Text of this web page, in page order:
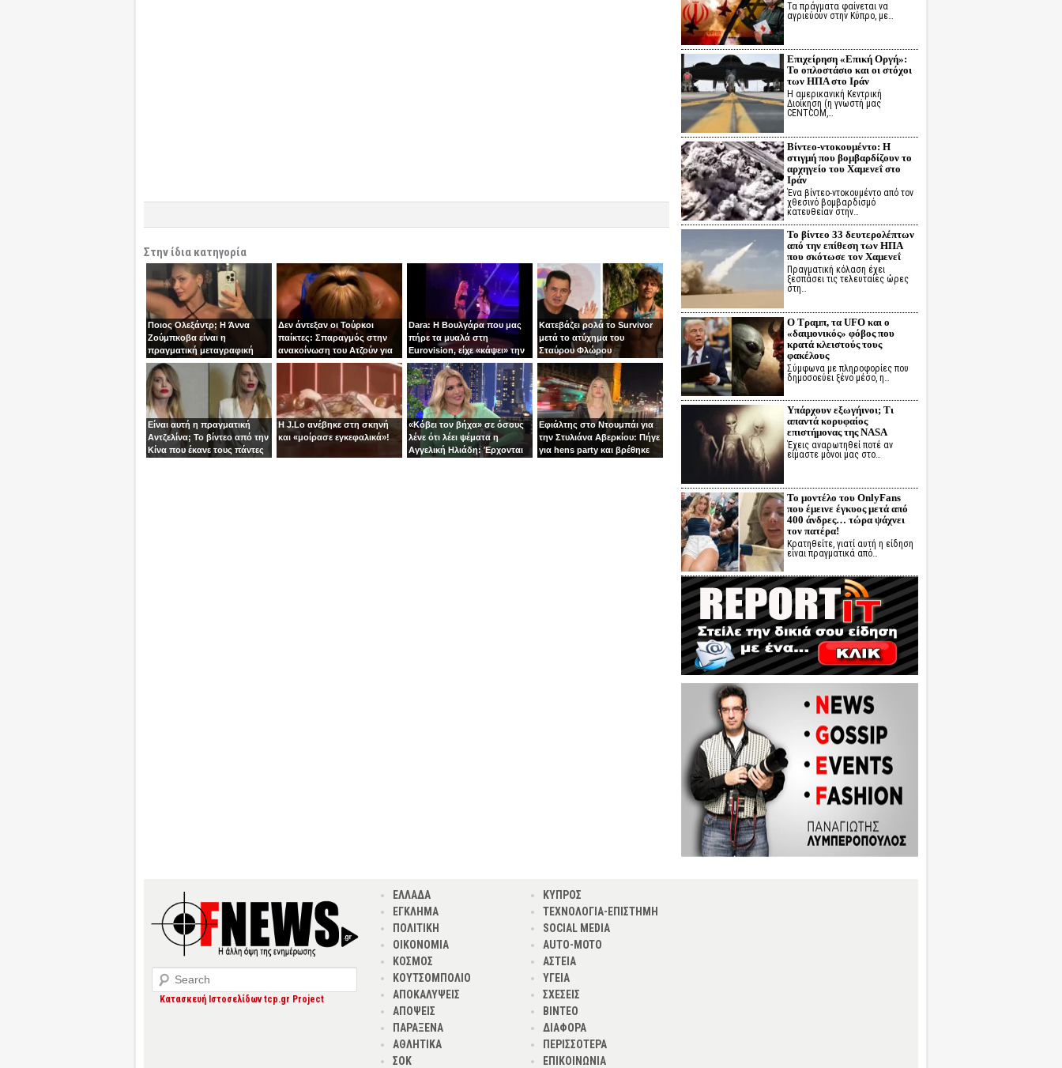
Στην ίδια κατηγορία
Ποιος Ολεξάντρ; Η Άννα
Ζούμπκοβα είναι η
πραγματική μεταγραφική
“βόμβα” της ΑΕΚ!
Δεν άντεξαν οι Τούρκοι
παίκτες: Σπαραγμός στην
ανακοίνωση του Ατζούν για
τoν Σταύρο
Dara: Η Βουλγάρα που μας
πήρε τα μυαλά στη
Eurovision, είχε «κάψει» την
πίστα με τη Φουρέιρα!
Κατεβάζει ρολά το Survivor
μετά το ατύχημα του
Σταύρου Φλώρου
Είναι αυτή η πραγματική
Αντζελίνα; Το βίντεο από την
Κίνα που έκανε τους πάντες
Η J.Lo ανέβηκε στη σκηνή
και «μοίρασε εγκεφαλικά»!
«Κόβει τον βήχα» σε όσους
λένε ότι λέει ψέματα η
Αγγελική Ηλιάδη: Έρχονται
Εφιάλτης στο Ντουμπάι για
την Στυλιάνα Αβερκίου: Πήγε
για hens party και βρέθηκε
Τα πράγματα φαίνεται να
αγριεύουν στην Κύπρο, με…
Επιχείρηση «Επική Οργή»:
Το οπλοστάσιο και οι στόχοι
των ΗΠΑ στο Ιράν
Η αμερικανική Κεντρική
Διοίκηση (η γνωστή μας
CENTCOM,…
Βίντεο-ντοκουμέντο: Η
στιγμή που βομβαρδίζουν το
αρχηγείο του Χαμενεΐ στο
Ιράν
Ένα βίντεο-ντοκουμέντο από τον
χθεσινό βομβαρδισμό
κατευθείαν στην…
Το βίντεο 33 δευτερολέπτων
από την επίθεση των ΗΠΑ
που σκότωσε τον Χαμενεΐ
Πραγματική κόλαση έχει
ξεσπάσει τις τελευταίες ώρες
στη…
Ο Τραμπ, τα UFO και ο
«δαιμονικός» φόβος που
κρατά κλειστούς τους
φακέλους
Σύμφωνα με πληροφορίες που
δημοσοεύει ξένο μέσο, η…
Υπάρχουν εξωγήινοι; Τι
απαντά κορυφαίος
επιστήμονας της NASA
Έχεις αναρωτηθεί ποτέ αν
είμαστε μόνοι μας στο…
Το μοντέλο του OnlyFans
που έμεινε έγκυος μετά από
400 άνδρες… τώρα ψάχνει
τον πατέρα!
Κρατηθείτε, γιατί αυτή η είδηση
είναι πραγματικά από…
Search
Κατασκευή Ιστοσελίδων tcp.gr Project
ΕΛΛΑΔΑ
ΕΓΚΛΗΜΑ
ΠΟΛΙΤΙΚΗ
ΟΙΚΟΝΟΜΙΑ
ΚΟΣΜΟΣ
ΚΟΥΤΣΟΜΠΟΛΙΟ
ΑΠΟΚΑΛΥΨΕΙΣ
ΑΠΟΨΕΙΣ
ΠΑΡΑΞΕΝΑ
ΑΘΛΗΤΙΚΑ
ΣΟΚ
ΚΥΠΡΟΣ
ΤΕΧΝΟΛΟΓΙΑ-ΕΠΙΣΤΗΜΗ
SOCIAL MEDIA
AUTO-MOTO
ΑΣΤΕΙΑ
ΥΓΕΙΑ
ΣΧΕΣΕΙΣ
ΒΙΝΤΕΟ
ΔΙΑΦΟΡΑ
ΠΕΡΙΣΣΟΤΕΡΑ
ΕΠΙΚΟΙΝΩΝΙΑ